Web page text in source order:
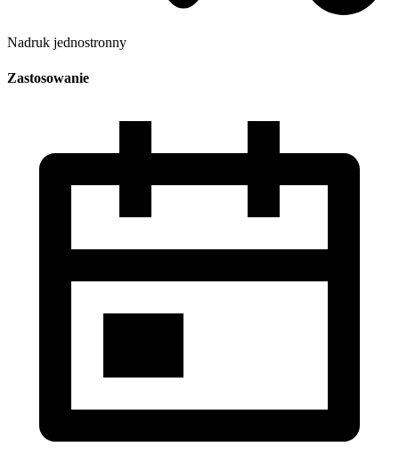
Nadruk jednostronny
Zastosowanie